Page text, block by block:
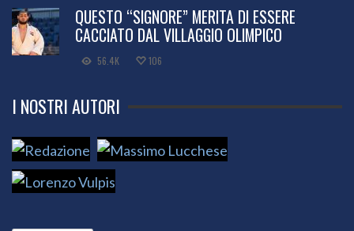
QUESTO “SIGNORE” MERITA DI ESSERE
CACCIATO DAL VILLAGGIO OLIMPICO
56.4K 106
I NOSTRI AUTORI